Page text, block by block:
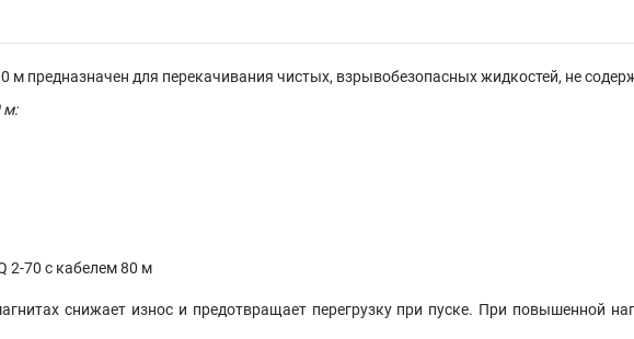
м предназначен для перекачивания чистых, взрывобезопасных жидкостей, не
м:
2-70 с кабелем 80 м
снижает износ и предотвращает перегрузку при пуске. При повышенной